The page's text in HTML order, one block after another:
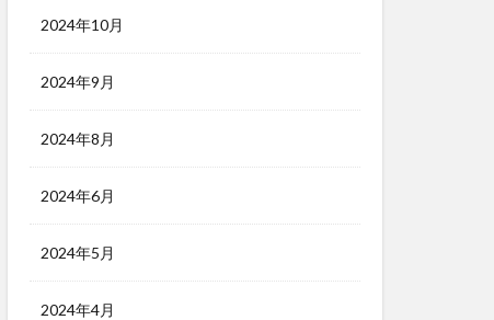
2024年10月
2024年9月
2024年8月
2024年6月
2024年5月
2024年4月